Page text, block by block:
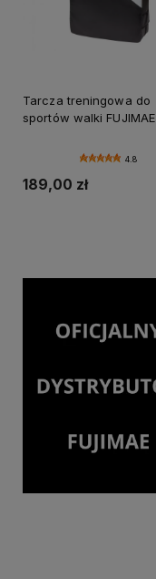
Tarcza treningowa do
sportów walki FUJIMAE
4.8
189,00 zł